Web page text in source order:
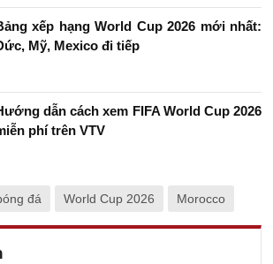
xếp hạng World Cup 2026 mới nhất:
Mỹ, Mexico đi tiếp
dẫn cách xem FIFA World Cup 2026
phí trên VTV
đá World Cup 2026 Morocco